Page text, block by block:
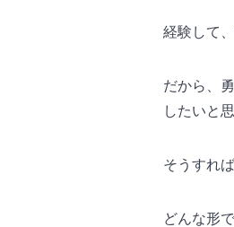
経験して
だから、
したいと思
そうすれ
どんな形で